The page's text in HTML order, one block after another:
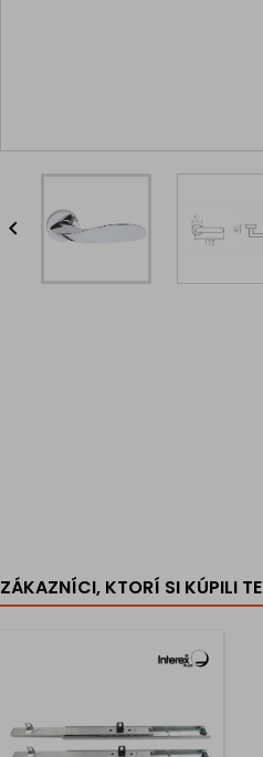

ZÁKAZNÍCI, KTORÍ SI KÚPILI